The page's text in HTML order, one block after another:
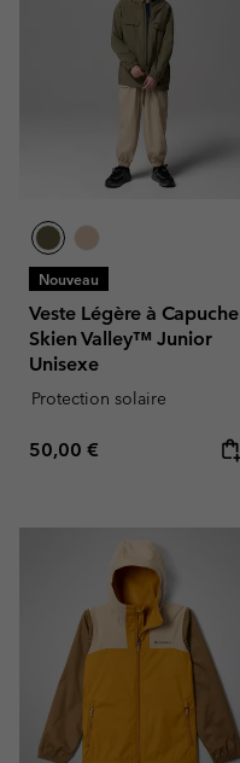
Nouveau
Veste Légère à Capuche
Skien Valley™ Junior
Unisexe
Protection solaire
Regular price:
50,00 €